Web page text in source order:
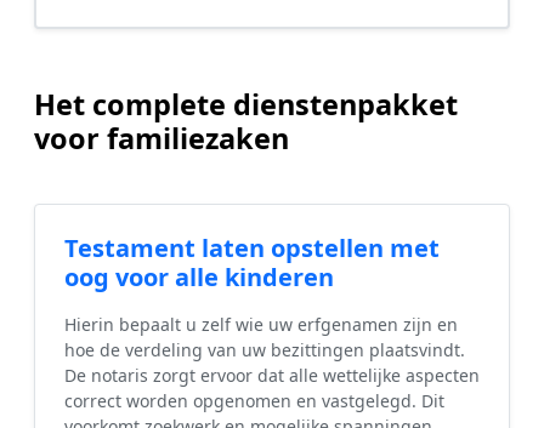
Het complete dienstenpakket
voor familiezaken
Testament laten opstellen met
oog voor alle kinderen
Hierin bepaalt u zelf wie uw erfgenamen zijn en
hoe de verdeling van uw bezittingen plaatsvindt.
De notaris zorgt ervoor dat alle wettelijke aspecten
correct worden opgenomen en vastgelegd. Dit